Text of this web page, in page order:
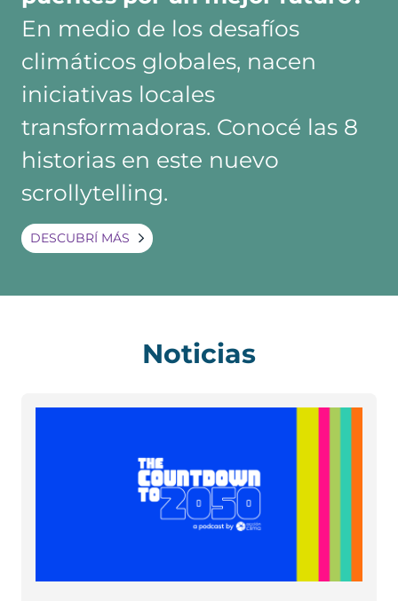
En medio de los desafíos
climáticos globales, nacen
iniciativas locales
transformadoras. Conocé las 8
historias en este nuevo
scrollytelling.
DESCUBRÍ MÁS
Noticias